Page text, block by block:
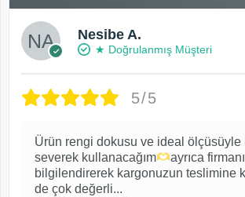
Nesibe A.
★ Doğrulanmış Müşteri
5/5
Ürün rengi dokusu ve ideal ölçüsüyle
severek kullanacağım
ayrıca
bilgilendirerek kargonuzun teslimine
de çok değerli...